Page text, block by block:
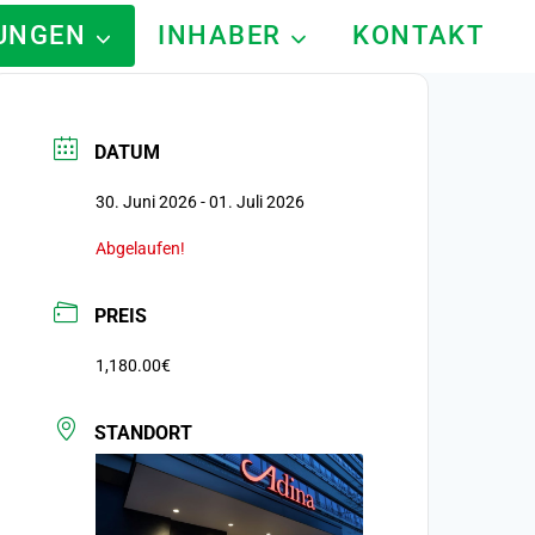
INHABER KONTAKT
DATUM
30. Juni 2026- 01. Juli 2026
Abgelaufen!
PREIS
1,180.00€
STANDORT